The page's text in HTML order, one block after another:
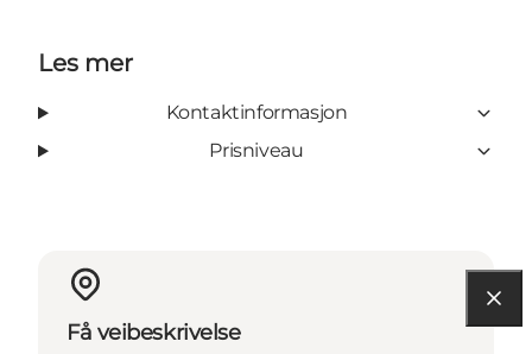
Les mer
Kontaktinformasjon
Prisniveau
Få veibeskrivelse